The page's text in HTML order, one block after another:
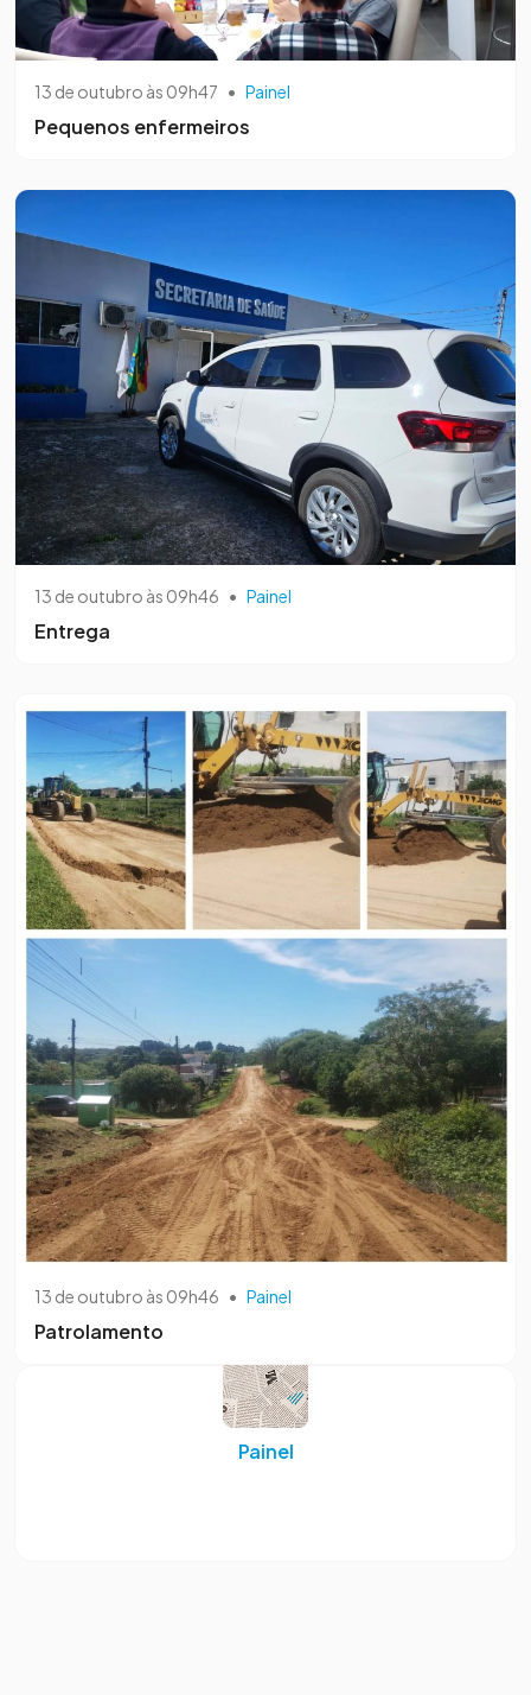
13 de outubro às 09h47 • Painel
Pequenos enfermeiros
13 de outubro às 09h46 • Painel
Entrega
13 de outubro às 09h46 • Painel
Patrolamento
Painel